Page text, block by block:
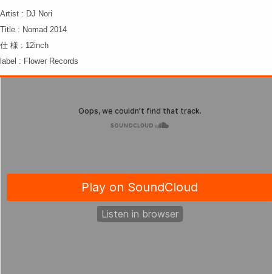
Artist : DJ Nori
Title : Nomad 2014
仕 様 : 12inch
label : Flower Records